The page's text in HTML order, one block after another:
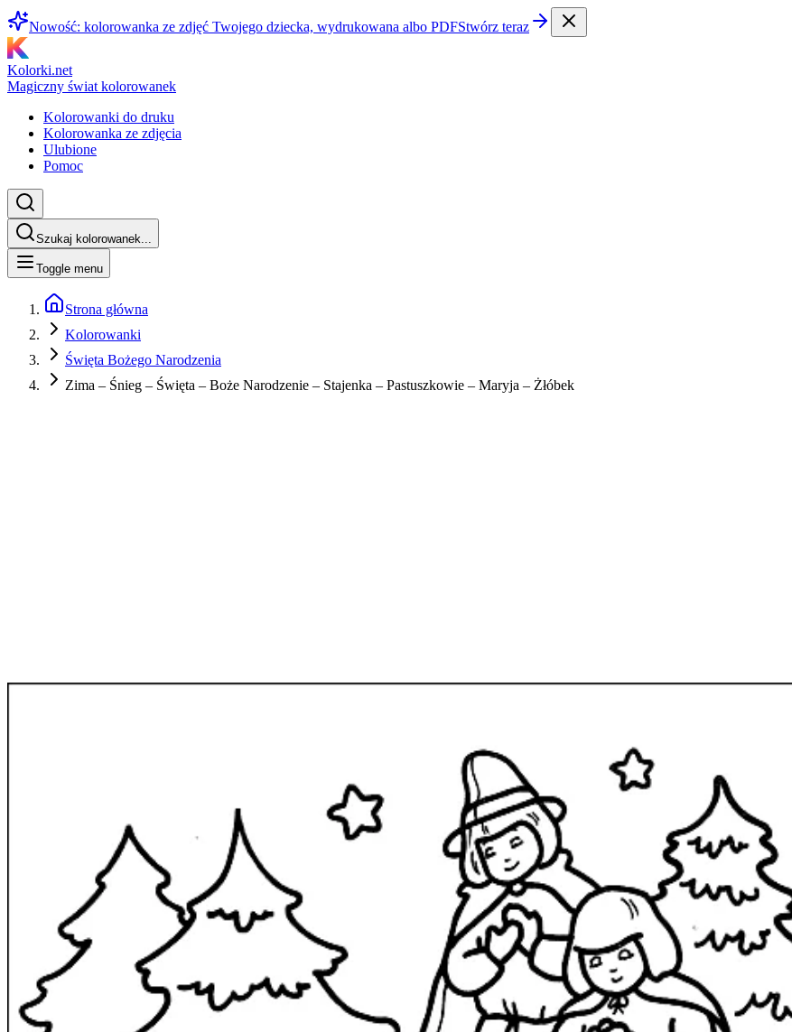
Nowość: kolorowanka ze zdjęć Twojego dziecka, wydrukowana albo PDFStwórz teraz
Kolorki.net
Magiczny świat kolorowanek
Kolorowanki do druku
Kolorowanka ze zdjęcia
Ulubione
Pomoc
Szukaj kolorowanek...
Toggle menu
Strona główna
Kolorowanki
Święta Bożego Narodzenia
Zima – Śnieg – Święta – Boże Narodzenie – Stajenka – Pastuszkowie – Maryja – Żłóbek